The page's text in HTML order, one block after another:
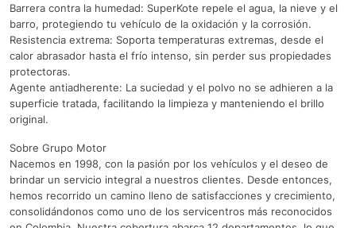
Barrera contra la humedad: SuperKote repele el agua, la nieve y el
barro, protegiendo tu vehículo de la oxidación y la corrosión.
Resistencia extrema: Soporta temperaturas extremas, desde el
calor abrasador hasta el frío intenso, sin perder sus propiedades
protectoras.
Agente antiadherente: La suciedad y el polvo no se adhieren a la
superficie tratada, facilitando la limpieza y manteniendo el brillo
original.
Sobre Grupo Motor
Nacemos en 1998, con la pasión por los vehículos y el deseo de
brindar un servicio integral a nuestros clientes. Desde entonces,
hemos recorrido un camino lleno de satisfacciones y crecimiento,
consolidándonos como uno de los servicentros más reconocidos